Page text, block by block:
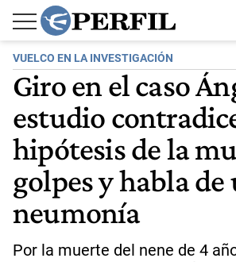
VUELCO EN LA INVESTIGACIÓN
Giro en el caso
estudio
hipótesis de la
golpes y habla de
neumonía
Por la muerte del nene de 4